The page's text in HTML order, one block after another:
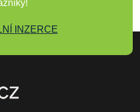
INZERCE